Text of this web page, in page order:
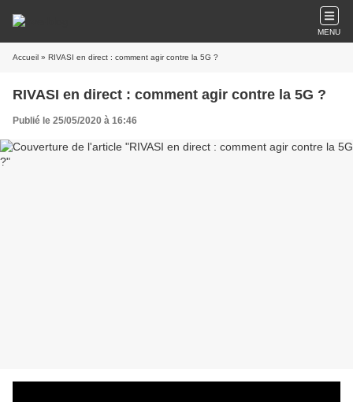
MENU
Accueil » RIVASI en direct : comment agir contre la 5G ?
RIVASI en direct : comment agir contre la 5G ?
Publié le 25/05/2020 à 16:46